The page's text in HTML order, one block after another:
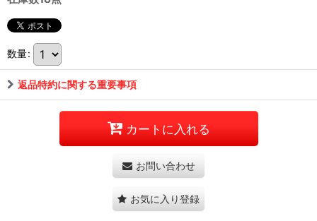
数量:
返品特約に関する重要事項
カートに入れる
お問い合わせ
お気に入り登録